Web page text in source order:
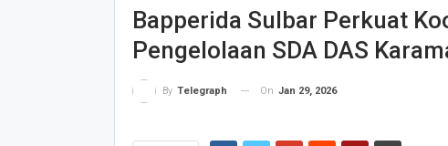
Bapperida Sulbar Perkuat
Pengelolaan SDA DAS
By Telegraph On Jan 29, 2026